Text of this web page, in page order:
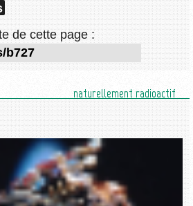
de cette page :
naturellement radioactif